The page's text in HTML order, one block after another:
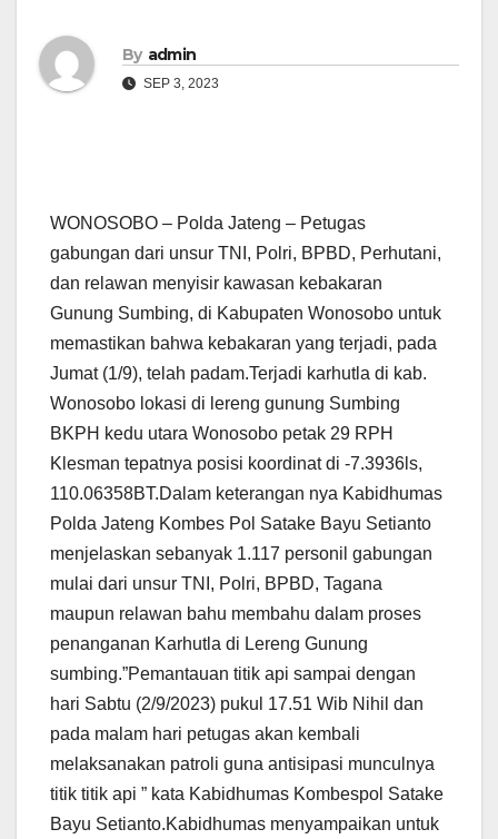
By admin
SEP 3, 2023
WONOSOBO – Polda Jateng – Petugas
gabungan dari unsur TNI, Polri, BPBD, Perhutani,
dan relawan menyisir kawasan kebakaran
Gunung Sumbing, di Kabupaten Wonosobo untuk
memastikan bahwa kebakaran yang terjadi, pada
Jumat (1/9), telah padam.Terjadi karhutla di kab.
Wonosobo lokasi di lereng gunung Sumbing
BKPH kedu utara Wonosobo petak 29 RPH
Klesman tepatnya posisi koordinat di -7.3936ls,
110.06358BT.Dalam keterangan nya Kabidhumas
Polda Jateng Kombes Pol Satake Bayu Setianto
menjelaskan sebanyak 1.117 personil gabungan
mulai dari unsur TNI, Polri, BPBD, Tagana
maupun relawan bahu membahu dalam proses
penanganan Karhutla di Lereng Gunung
sumbing.”Pemantauan titik api sampai dengan
hari Sabtu (2/9/2023) pukul 17.51 Wib Nihil dan
pada malam hari petugas akan kembali
melaksanakan patroli guna antisipasi munculnya
titik titik api ” kata Kabidhumas Kombespol Satake
Bayu Setianto.Kabidhumas menyampaikan untuk